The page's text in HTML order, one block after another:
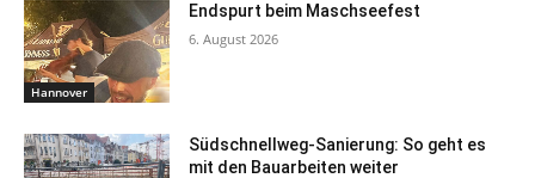
Hannover
Endspurt beim Maschseefest
6. August 2026
Südschnellweg-Sanierung: So geht es
mit den Bauarbeiten weiter